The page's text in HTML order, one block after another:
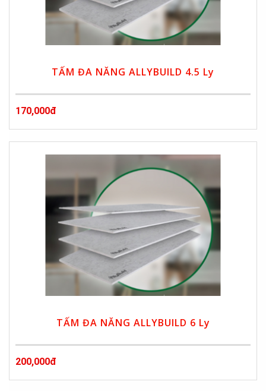
TẤM ĐA NĂNG ALLYBUILD 4.5 Ly
170,000đ
TẤM ĐA NĂNG ALLYBUILD 6 Ly
200,000đ